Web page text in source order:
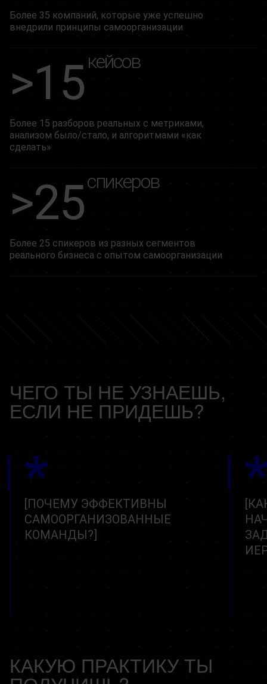
Более 35 компаний, которые уже успешно
внедрили принципы самоорганизации
>15 кейсов
Более 15 разборов реальных с метриками,
анализом было/стало, и алгоритмами «как
сделать»
>25спикеров
Более 25 спикеров из разных сегментов
реального бизнеса с опытом самоорганизации
ЧЕГО ТЫ НЕ УЗНАЕШЬ,
ЕСЛИ НЕ ПРИДЕШЬ?
ПОЧЕМУ ЭФФЕКТИВНЫ
САМООРГАНИЗОВАННЫЕ
КОМАНДЫ?
КАКУЮ ПРАКТИКУ ТЫ